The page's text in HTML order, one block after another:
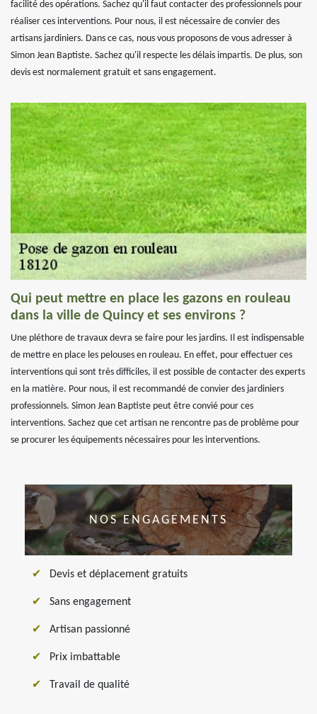
facilité des opérations. Sachez qu'il faut contacter des professionnels pour
réaliser ces interventions. Pour nous, il est nécessaire de convier des
artisans jardiniers. Dans ce cas, nous vous proposons de vous adresser à
Simon Jean Baptiste. Sachez qu'il respecte les délais impartis. De plus, son
devis est normalement gratuit et sans engagement.
Qui peut mettre en place les gazons en rouleau
dans la ville de Quincy et ses environs ?
Une pléthore de travaux devra se faire pour les jardins. Il est indispensable
de mettre en place les pelouses en rouleau. En effet, pour effectuer ces
interventions qui sont très difficiles, il est possible de contacter des experts
en la matière. Pour nous, il est recommandé de convier des jardiniers
professionnels. Simon Jean Baptiste peut être convié pour ces
interventions. Sachez que cet artisan ne rencontre pas de problème pour
se procurer les équipements nécessaires pour les interventions.
NOS ENGAGEMENTS
Devis et déplacement gratuits
Sans engagement
Artisan passionné
Prix imbattable
Travail de qualité